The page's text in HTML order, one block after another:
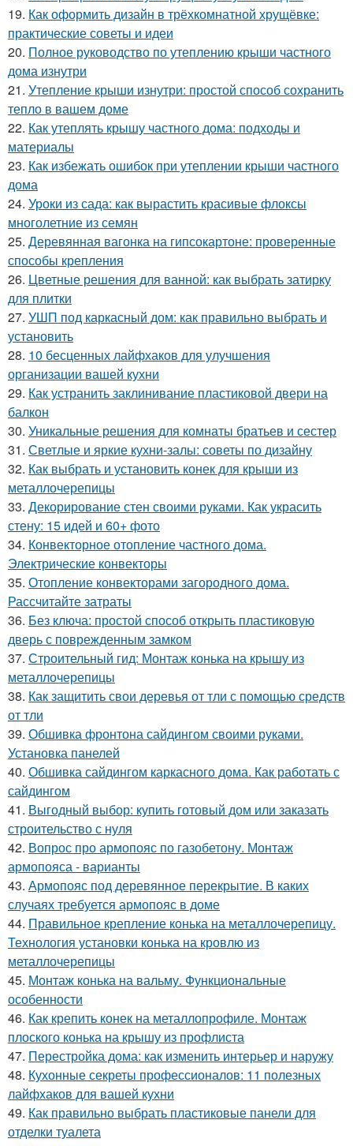
19. Как оформить дизайн в трёхкомнатной хрущёвке:
практические советы и идеи
20. Полное руководство по утеплению крыши частного
дома изнутри
21. Утепление крыши изнутри: простой способ сохранить
тепло в вашем доме
22. Как утеплять крышу частного дома: подходы и
материалы
23. Как избежать ошибок при утеплении крыши частного
дома
24. Уроки из сада: как вырастить красивые флоксы
многолетние из семян
25. Деревянная вагонка на гипсокартоне: проверенные
способы крепления
26. Цветные решения для ванной: как выбрать затирку
для плитки
27. УШП под каркасный дом: как правильно выбрать и
установить
28. 10 бесценных лайфхаков для улучшения
организации вашей кухни
29. Как устранить заклинивание пластиковой двери на
балкон
30. Уникальные решения для комнаты братьев и сестер
31. Светлые и яркие кухни-залы: советы по дизайну
32. Как выбрать и установить конек для крыши из
металлочерепицы
33. Декорирование стен своими руками. Как украсить
стену: 15 идей и 60+ фото
34. Конвекторное отопление частного дома.
Электрические конвекторы
35. Отопление конвекторами загородного дома.
Рассчитайте затраты
36. Без ключа: простой способ открыть пластиковую
дверь с поврежденным замком
37. Строительный гид: Монтаж конька на крышу из
металлочерепицы
38. Как защитить свои деревья от тли с помощью средств
от тли
39. Обшивка фронтона сайдингом своими руками.
Установка панелей
40. Обшивка сайдингом каркасного дома. Как работать с
сайдингом
41. Выгодный выбор: купить готовый дом или заказать
строительство с нуля
42. Вопрос про армопояс по газобетону. Монтаж
армопояса - варианты
43. Армопояс под деревянное перекрытие. В каких
случаях требуется армопояс в доме
44. Правильное крепление конька на металлочерепицу.
Технология установки конька на кровлю из
металлочерепицы
45. Монтаж конька на вальму. Функциональные
особенности
46. Как крепить конек на металлопрофиле. Монтаж
плоского конька на крышу из профлиста
47. Перестройка дома: как изменить интерьер и наружу
48. Кухонные секреты профессионалов: 11 полезных
лайфхаков для вашей кухни
49. Как правильно выбрать пластиковые панели для
отделки туалета